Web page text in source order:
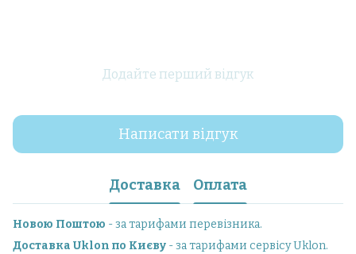
Додайте перший відгук
Написати відгук
Доставка Оплата
Новою Поштою - за тарифами перевізника.
Доставка Uklon по Києву - за тарифами сервісу Uklon.